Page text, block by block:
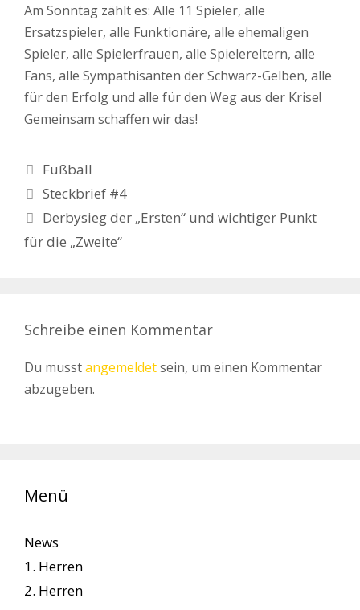
Am Sonntag zählt es: Alle 11 Spieler, alle
Ersatzspieler, alle Funktionäre, alle ehemaligen
Spieler, alle Spielerfrauen, alle Spielereltern, alle
Fans, alle Sympathisanten der Schwarz-Gelben, alle
für den Erfolg und alle für den Weg aus der Krise!
Gemeinsam schaffen wir das!
Kategorien
Fußball
Steckbrief #4
Derbysieg der „Ersten“ und wichtiger Punkt
für die „Zweite“
Schreibe einen Kommentar
Du musstangemeldetsein, um einen Kommentar
abzugeben.
Menü
News
1. Herren
2. Herren